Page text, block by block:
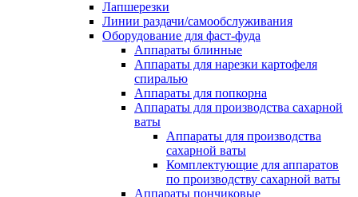
Лапшерезки
Линии раздачи/самообслуживания
Оборудование для фаст-фуда
Аппараты блинные
Аппараты для нарезки картофеля
спиралью
Аппараты для попкорна
Аппараты для производства сахарной
ваты
Аппараты для производства
сахарной ваты
Комплектующие для аппаратов
по производству сахарной ваты
Аппараты пончиковые